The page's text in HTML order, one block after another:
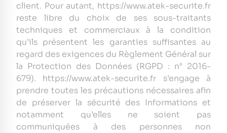
client. Pour autant, https://www.atek-securite.fr
reste libre du choix de ses sous-traitants
techniques et commerciaux à la condition
qu’ils présentent les garanties suffisantes au
regard des exigences du Règlement Général sur
la Protection des Données (RGPD : n° 2016-
679). https://www.atek-securite.fr s’engage à
prendre toutes les précautions nécessaires afin
de préserver la sécurité des Informations et
notamment qu’elles ne soient pas
communiquées à des personnes non